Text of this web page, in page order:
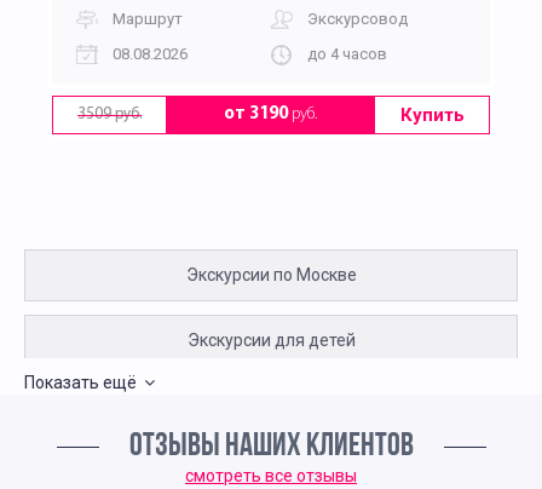
Маршрут
Экскурсовод
08.08.2026
до 4 часов
3509 руб. от 3190руб. Купить
Экскурсии по Москве
Экскурсии для детей
Интересные экскурсии для подростков в Москве
Показать ещё
ОТЗЫВЫ НАШИХ КЛИЕНТОВ
смотреть все отзывы